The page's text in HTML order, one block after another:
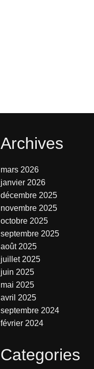
Archives
mars 2026
janvier 2026
décembre 2025
novembre 2025
octobre 2025
septembre 2025
août 2025
juillet 2025
juin 2025
mai 2025
avril 2025
septembre 2024
février 2024
Categories